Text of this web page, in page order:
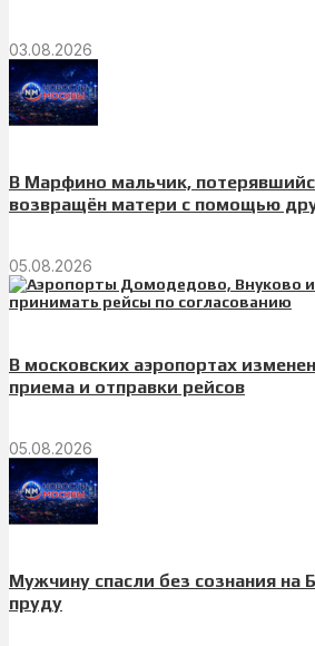
03.08.2026
В Марфино мальчик,
возвращён матери с помощью
05.08.2026
В московских аэропортах
приема и отправки рейсов
05.08.2026
Мужчину спасли без сознания
пруду